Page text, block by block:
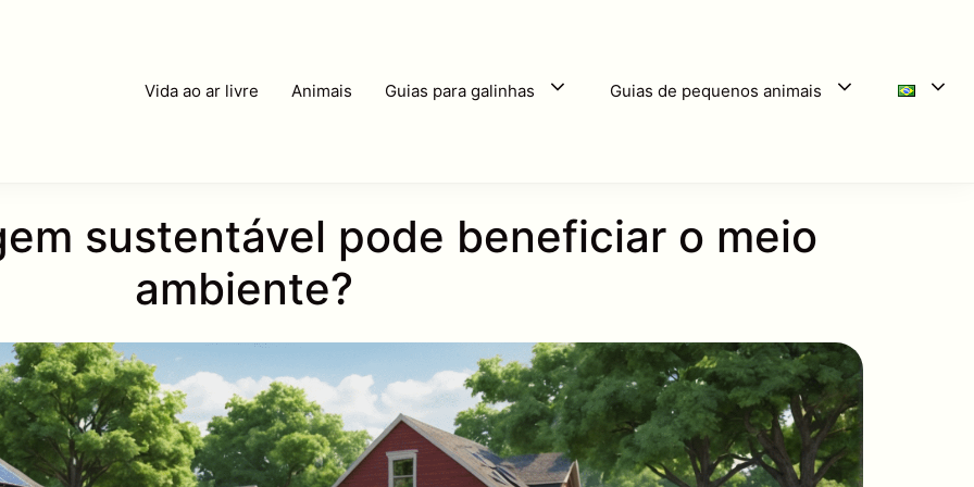
Vida ao ar livre Animais Guias para galinhas Guias de pequenos animais
sustentável pode beneficiar o meio
ambiente?